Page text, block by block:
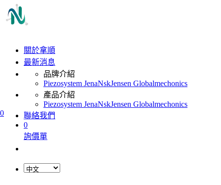
0
關於拿順
最新消息
品牌介紹
Piezosystem JenaNskJensen Globalmechonics
產品介紹
Piezosystem JenaNskJensen Globalmechonics
聯絡我們
0
詢價單